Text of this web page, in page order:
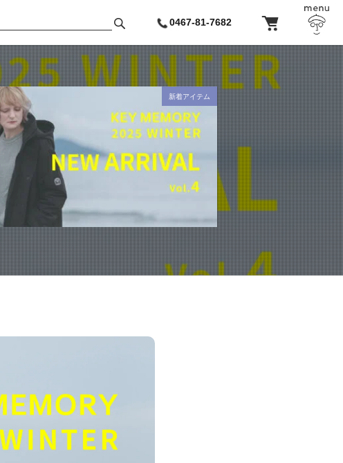
0467-81-7682
新着アイテム